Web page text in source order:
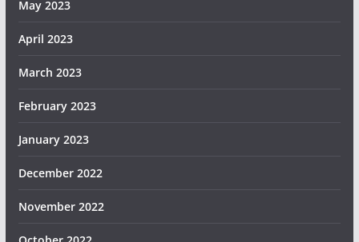
May 2023
April 2023
March 2023
February 2023
January 2023
December 2022
November 2022